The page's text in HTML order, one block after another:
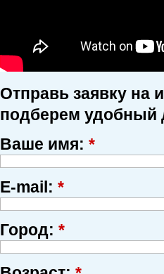
Отправь заявку на
подберем удобный
Ваше имя: *
E-mail: *
Город: *